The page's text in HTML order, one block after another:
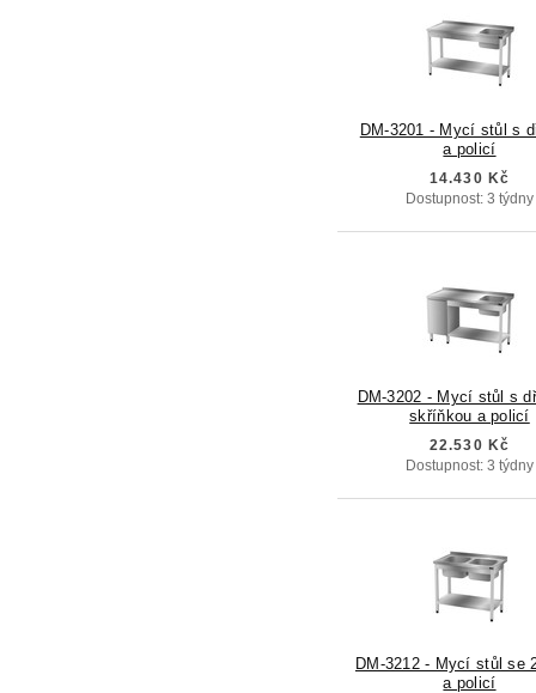
DM-3201 - Mycí stůl s
a policí
14.430 Kč
Dostupnost: 3 týdny
DM-3202 - Mycí stůl s
skříňkou a policí
22.530 Kč
Dostupnost: 3 týdny
DM-3212 - Mycí stůl se
a policí